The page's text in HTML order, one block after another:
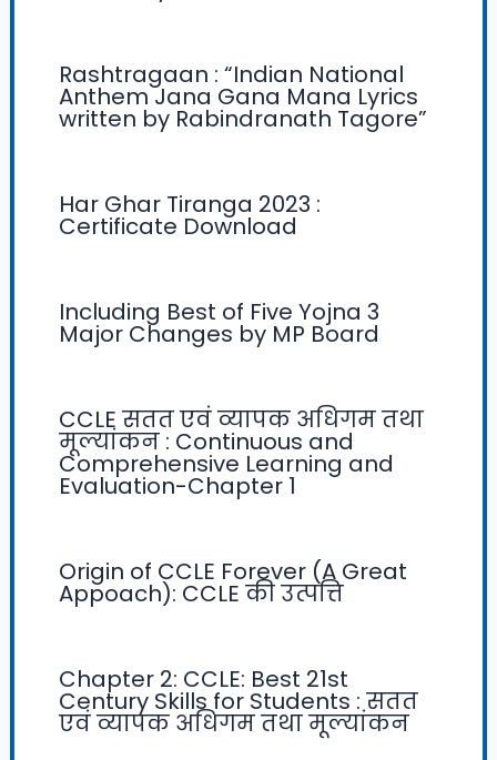
Rashtragaan : “Indian National
Anthem Jana Gana Mana Lyrics
written by Rabindranath Tagore”
Har Ghar Tiranga 2023 :
Certificate Download
Including Best of Five Yojna 3
Major Changes by MP Board
CCLE सतत एवं व्यापक अधिगम तथा
मूल्यांकन : Continuous and
Comprehensive Learning and
Evaluation-Chapter 1
Origin of CCLE Forever (A Great
Appoach): CCLE की उत्पत्ति
Chapter 2: CCLE: Best 21st
Century Skills for Students : सतत
एवं व्यापक अधिगम तथा मूल्यांकन